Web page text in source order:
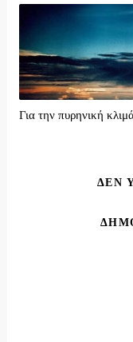
Για την πυρηνική
ΔΕΝ